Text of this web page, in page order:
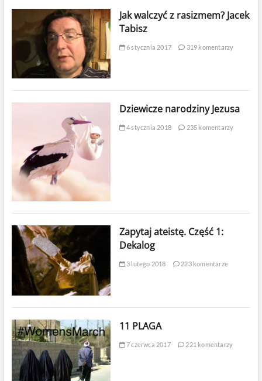
Jak walczyć z rasizmem? Jacek
Tabisz
6 stycznia 2017 319 komentarzy
Dziewicze narodziny Jezusa
4 stycznia 2018 235 komentarzy
Zapytaj ateistę. Część 1:
Dekalog
3 lutego 2018 223 komentarze
11 PLAGA
7 czerwca 2017 221 komentarzy